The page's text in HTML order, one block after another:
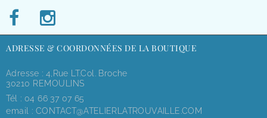
ADRESSE & COORDONNÉES DE LA BOUTIQUE
Adresse : 4,rue LT.Col. Broche
30210 REMOULINS
Tél : 04 66 37 07 65
email : CONTACT@ATELIERLATROUVAILLE.COM